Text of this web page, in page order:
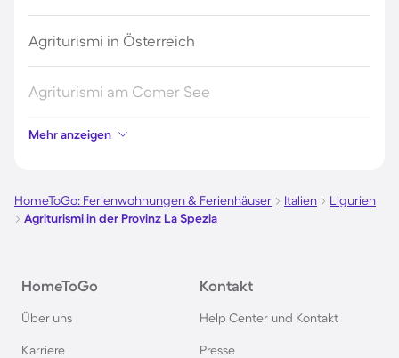
Agriturismi in Österreich
Agriturismi am Comer See
Agriturismi in Italien
Agriturismi auf Sardinien
Agriturismi in der Toskana
Agriturismi in Spanien
Mehr anzeigen
HomeToGo: Ferienwohnungen & Ferienhäuser Italien
Ligurien
Agriturismi in der Provinz La Spezia
HomeToGo
Über uns
Karriere
Kontakt
Help Center und Kontakt
Presse